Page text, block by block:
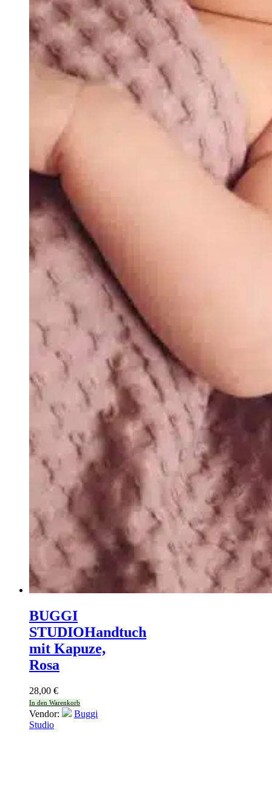
BUGGI
STUDIOHandtuch
mit Kapuze,
Rosa
28,00 €
In den Warenkorb
Vendor:
Buggi
Studio